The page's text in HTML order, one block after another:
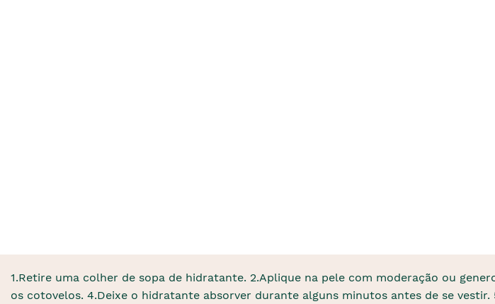
1.Retire uma colher de sopa de hidratante. 2.Aplique na pele com moderação ou
os cotovelos. 4.Deixe o hidratante absorver durante alguns minutos antes de se